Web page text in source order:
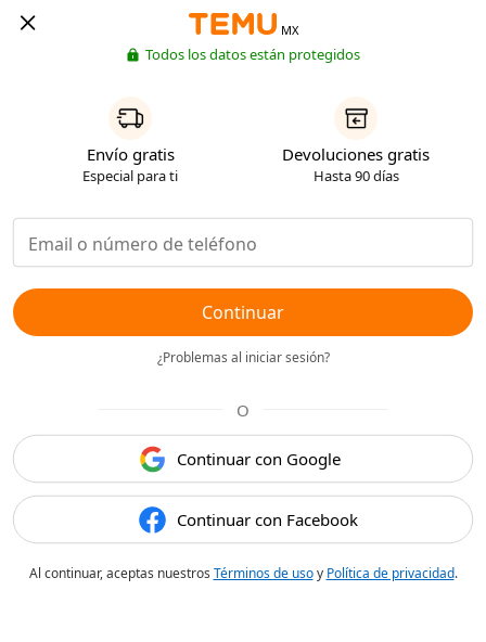
MX
Todos los datos están protegidos
Envío gratis
Especial para ti
Devoluciones gratis
Hasta 90 días
Continuar
¿Problemas al iniciar sesión?
O
Continuar con Google
Continuar con Facebook
Al continuar, aceptas nuestros Términos de usoy Política de privacidad.